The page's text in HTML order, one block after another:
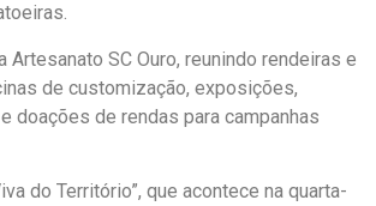
SC Ouro, reunindo rendeiras e
de customização, exposições,
doações de rendas para campanhas
do Território”, que acontece na quarta-